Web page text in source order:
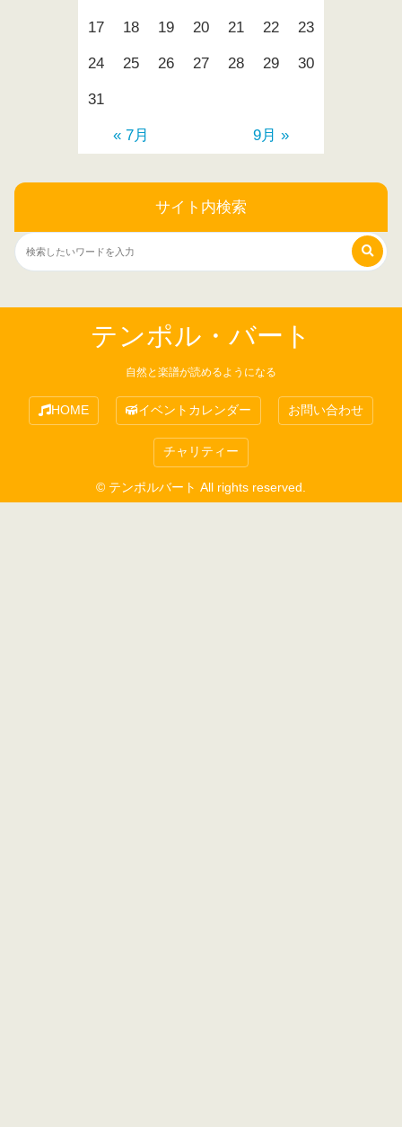
17 18 19 20 21 22 23
24 25 26 27 28 29 30
31
« 7月 9月 »
サイト内検索
テンポル・バート
自然と楽譜が読めるようになる
HOME イベントカレンダー お問い合わせ
チャリティー
© テンポルバート All rights reserved.